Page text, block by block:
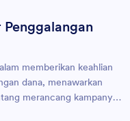
memberikan keahlian
dana, menawarkan
merancang kampanye